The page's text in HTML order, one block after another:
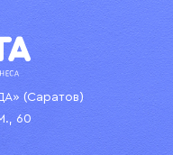
(Саратов)
60